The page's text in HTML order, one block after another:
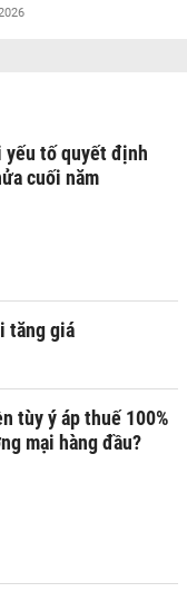
yếu tố quyết định
cuối năm
tăng giá
tùy ý áp thuế 100%
mại hàng đầu?